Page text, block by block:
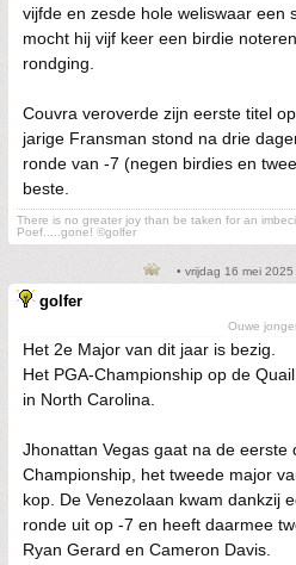
vijfde en zesde hole weliswaar een
mocht hij vijf keer een birdie
rondging.
Couvra veroverde zijn eerste titel
jarige Fransman stond na drie
ronde van -7 (negen birdies en
beste.
There is no greater joy than be taken for an
Poef.....gone! ©golfer
• vrijdag 16 mei
golfer
Ouwe
Het 2e Major van dit jaar is bezig.
Het PGA-Championship op de
in North Carolina.
Jhonattan Vegas gaat na de eerste
Championship, het tweede major
kop. De Venezolaan kwam dankzij
ronde uit op -7 en heeft daarmee
Ryan Gerard en Cameron Davis.